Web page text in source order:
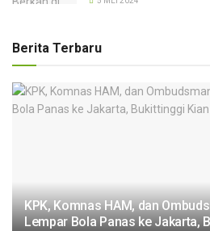
Berita Terbaru
KPK, Komnas HAM, dan
Lempar Bola Panas ke Jakarta,